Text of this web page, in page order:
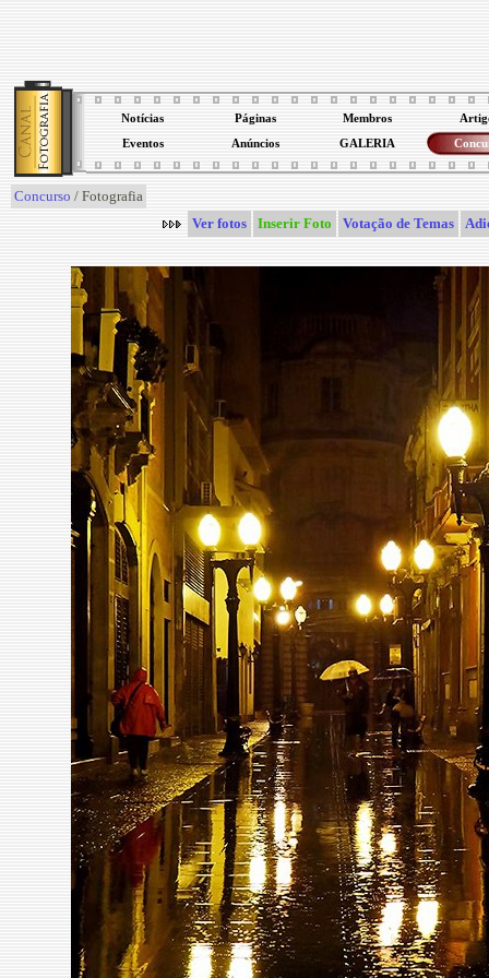
Notícias Páginas Membros
Eventos Anúncios GALERIA
Concurso / Fotografia
Ver fotos
Inserir Foto Votação de Temas